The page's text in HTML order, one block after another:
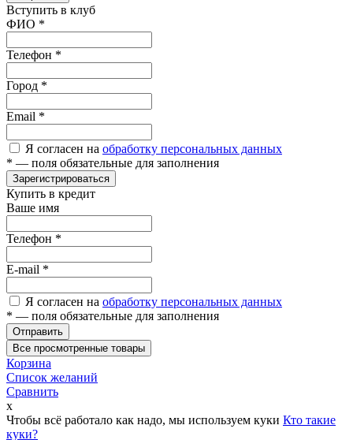
Вступить в клуб
ФИО *
Телефон *
Город *
Email *
Я согласен на обработку персональных данных
* — поля обязательные для заполнения
Зарегистрироваться
Купить в кредит
Ваше имя
Телефон *
E-mail *
Я согласен на обработку персональных данных
* — поля обязательные для заполнения
Отправить
Все просмотренные товары
Корзина
Список желаний
Сравнить
x
Чтобы всё работало как надо, мы используем куки Кто такие
куки?